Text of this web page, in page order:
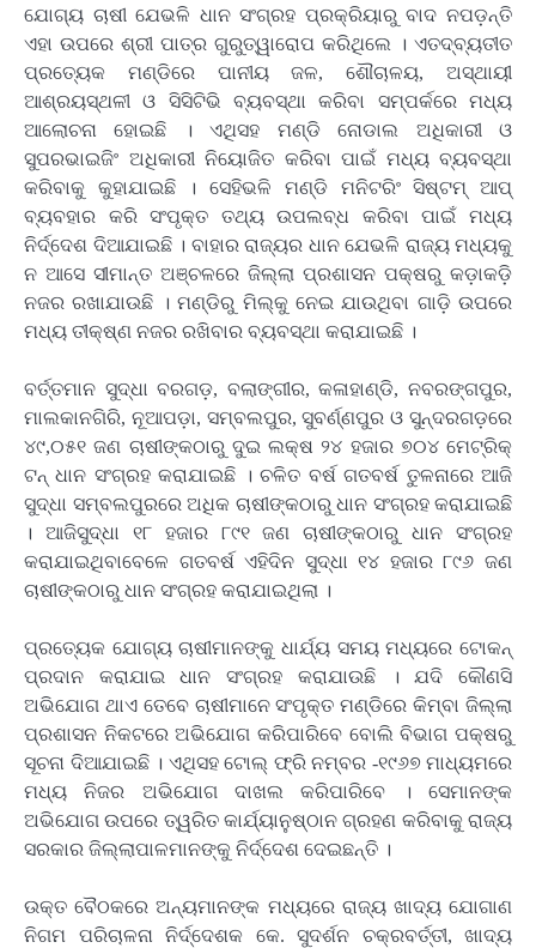
ଯୋଗ୍ୟ ଚାଷୀ ଯେଭଳି ଧାନ ସଂଗ୍ରହ ପ୍ରକ୍ରିୟାରୁ ବାଦ ନପଡ଼ନ୍ତି
ଏହା ଉପରେ ଶ୍ରୀ ପାତ୍ର ଗୁରୁତ୍ୱାରୋପ କରିଥିଲେ । ଏତଦ୍ବ୍ୟତୀତ
ପ୍ରତ୍ୟେକ ମଣ୍ଡିରେ ପାନୀୟ ଜଳ, ଶୌଚାଳୟ, ଅସ୍ଥାୟୀ
ଆଶ୍ରୟସ୍ଥଳୀ ଓ ସିସିଟିଭି ବ୍ୟବସ୍ଥା କରିବା ସମ୍ପର୍କରେ ମଧ୍ୟ
ଆଲୋଚନା ହୋଇଛି । ଏଥିସହ ମଣ୍ଡି ନୋଡାଲ ଅଧିକାରୀ ଓ
ସୁପରଭାଇଜିଂ ଅଧିକାରୀ ନିୟୋଜିତ କରିବା ପାଇଁ ମଧ୍ୟ ବ୍ୟବସ୍ଥା
କରିବାକୁ କୁହାଯାଇଛି । ସେହିଭଳି ମଣ୍ଡି ମନିଟରିଂ ସିଷ୍ଟମ୍ ଆପ୍
ବ୍ୟବହାର କରି ସଂପୃକ୍ତ ତଥ୍ୟ ଉପଲବ୍ଧ କରିବା ପାଇଁ ମଧ୍ୟ
ନିର୍ଦ୍ଦେଶ ଦିଆଯାଇଛି । ବାହାର ରାଜ୍ୟର ଧାନ ଯେଭଳି ରାଜ୍ୟ ମଧ୍ୟକୁ
ନ ଆସେ ସୀମାନ୍ତ ଅଞ୍ଚଳରେ ଜିଲ୍ଲା ପ୍ରଶାସନ ପକ୍ଷରୁ କଡ଼ାକଡ଼ି
ନଜର ରଖାଯାଉଛି । ମଣ୍ଡିରୁ ମିଲ୍କୁ ନେଇ ଯାଉଥିବା ଗାଡ଼ି ଉପରେ
ମଧ୍ୟ ତୀକ୍ଷ୍ଣ ନଜର ରଖିବାର ବ୍ୟବସ୍ଥା କରାଯାଇଛି ।
ବର୍ତ୍ତମାନ ସୁଦ୍ଧା ବରଗଡ଼, ବଲାଙ୍ଗୀର, କଳାହାଣ୍ଡି, ନବରଙ୍ଗପୁର,
ମାଲକାନଗିରି, ନୂଆପଡ଼ା, ସମ୍ବଲପୁର, ସୁବର୍ଣ୍ଣପୁର ଓ ସୁନ୍ଦରଗଡ଼ରେ
୪୯,୦୫୧ ଜଣ ଚାଷୀଙ୍କଠାରୁ ଦୁଇ ଲକ୍ଷ ୨୪ ହଜାର ୭୦୪ ମେଟ୍ରିକ୍
ଟନ୍ ଧାନ ସଂଗ୍ରହ କରାଯାଇଛି । ଚଳିତ ବର୍ଷ ଗତବର୍ଷ ତୁଳନାରେ ଆଜି
ସୁଦ୍ଧା ସମ୍ବଲପୁରରେ ଅଧିକ ଚାଷୀଙ୍କଠାରୁ ଧାନ ସଂଗ୍ରହ କରାଯାଇଛି
। ଆଜିସୁଦ୍ଧା ୧୮ ହଜାର ୮୯୧ ଜଣ ଚାଷୀଙ୍କଠାରୁ ଧାନ ସଂଗ୍ରହ
କରାଯାଇଥିବାବେଳେ ଗତବର୍ଷ ଏହିଦିନ ସୁଦ୍ଧା ୧୪ ହଜାର ୮୯୬ ଜଣ
ଚାଷୀଙ୍କଠାରୁ ଧାନ ସଂଗ୍ରହ କରାଯାଇଥିଲା ।
ପ୍ରତ୍ୟେକ ଯୋଗ୍ୟ ଚାଷୀମାନଙ୍କୁ ଧାର୍ଯ୍ୟ ସମୟ ମଧ୍ୟରେ ଟୋକନ୍
ପ୍ରଦାନ କରାଯାଇ ଧାନ ସଂଗ୍ରହ କରାଯାଉଛି । ଯଦି କୌଣସି
ଅଭିଯୋଗ ଥାଏ ତେବେ ଚାଷୀମାନେ ସଂପୃକ୍ତ ମଣ୍ଡିରେ କିମ୍ବା ଜିଲ୍ଲା
ପ୍ରଶାସନ ନିକଟରେ ଅଭିଯୋଗ କରିପାରିବେ ବୋଲି ବିଭାଗ ପକ୍ଷରୁ
ସୂଚନା ଦିଆଯାଇଛି । ଏଥିସହ ଟୋଲ୍ ଫ୍ରି ନମ୍ବର -୧୯୬୭ ମାଧ୍ୟମରେ
ମଧ୍ୟ ନିଜର ଅଭିଯୋଗ ଦାଖଲ କରିପାରିବେ । ସେମାନଙ୍କ
ଅଭିଯୋଗ ଉପରେ ତ୍ୱରିତ କାର୍ଯ୍ୟାନୁଷ୍ଠାନ ଗ୍ରହଣ କରିବାକୁ ରାଜ୍ୟ
ସରକାର ଜିଲ୍ଲାପାଳମାନଙ୍କୁ ନିର୍ଦ୍ଦେଶ ଦେଇଛନ୍ତି ।
ଉକ୍ତ ବୈଠକରେ ଅନ୍ୟମାନଙ୍କ ମଧ୍ୟରେ ରାଜ୍ୟ ଖାଦ୍ୟ ଯୋଗାଣ
ନିଗମ ପରିଚାଳନା ନିର୍ଦ୍ଦେଶକ କେ. ସୁଦର୍ଶନ ଚକ୍ରବର୍ତ୍ତୀ, ଖାଦ୍ୟ